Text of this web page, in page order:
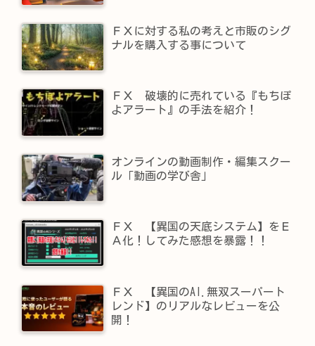
ＦＸに対する私の考えと市販のシグ
ナルを購入する事について
ＦＸ 破壊的に売れている『もちぽ
よアラート』の手法を紹介！
オンラインの動画制作・編集スクー
ル「動画の学び舎」
ＦＸ 【異国の天底システム】をＥ
Ａ化！してみた感想を暴露！！
ＦＸ 【異国のAI.無双スーパート
レンド】​のリアルなレビューを公
開！